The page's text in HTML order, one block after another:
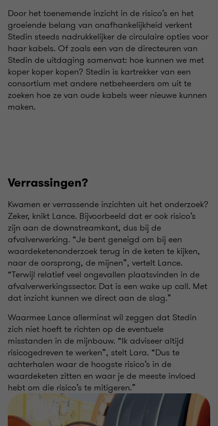
Door het toenemende inzicht in de risico’s en het
groeiende belang van onafhankelijkheid verkent
Stedin steeds nadrukkelijker de circulaire opties voor
haar kabels. Of zoals een van de directeuren van
Stedin de uitdaging samenvat: hoe kunnen we met
koper koper kopen? Stedin is kartrekker van een
consortium met andere netbeheerders om uit te
zoeken hoe ze van oude kabels weer nieuwe kunnen
maken.
Verrassingen?
Kwamen er verrassende inzichten uit het onderzoek?
Zeker, knikt Lance. Bijvoorbeeld dat er ook risico’s
zijn aan de downstreamkant, dus bij de
afvalverwerking. “Je bent geneigd om bij een
waardeketenonderzoek terug in de keten te kijken,
naar de oorsprong, de mijnen”, vertelt Lance.
“Terwijl relatief veel ongevallen plaatsvinden in de
afvalverwerkingssector. Dat is een wake up call. Met
dat inzicht kunnen we direct aan de slag.”
Waarmee Lance allerminst wil zeggen dat Stedin
zich niet hoeft te richten op de eventuele
misstanden in de mijnbouw. “Ik adviseer altijd
risicogedreven te werken”, stelt Lara. “Dus te
achterhalen waar de hoogste risico’s in de
waardeketen zitten en waar je de meeste invloed
hebt om die risico’s te mitigeren.”